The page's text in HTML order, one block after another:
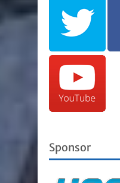
Sponsor